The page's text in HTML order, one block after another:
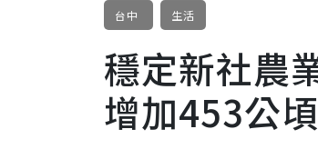
台中 生活
穩定新社農
增加453公